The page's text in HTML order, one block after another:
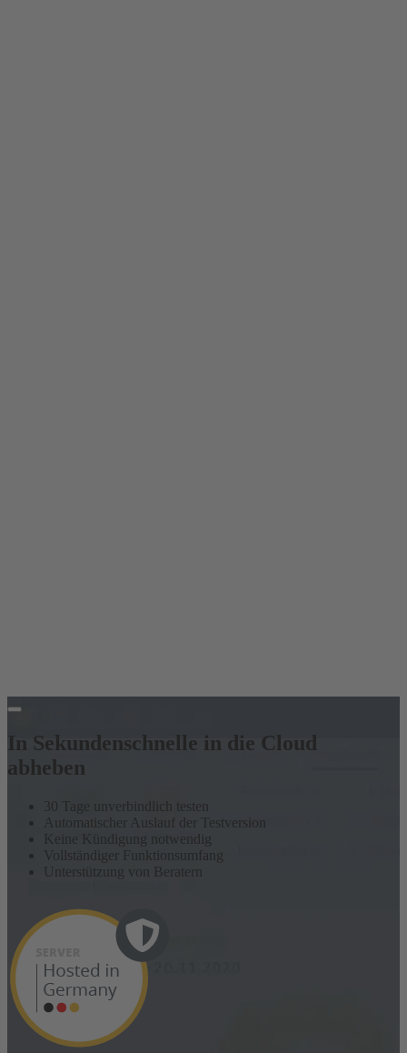
In Sekundenschnelle in die Cloud
abheben
30 Tage unverbindlich testen
Automatischer Auslauf der Testversion
Keine Kündigung notwendig
Vollständiger Funktionsumfang
Unterstützung von Beratern